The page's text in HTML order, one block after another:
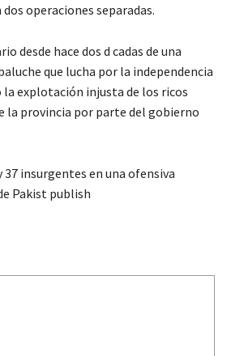
operaciones separadas.
desde hace dos d cadas de una
que lucha por la independencia
la explotación injusta de los ricos
la provincia por parte del gobierno
37 insurgentes en una ofensiva
Pakist publish